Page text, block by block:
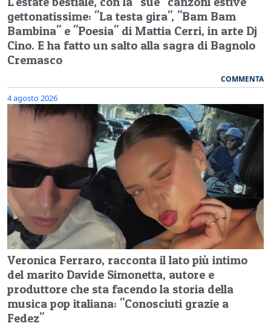
gettonatissime: "La testa gira", "Bam Bam
Bambina" e "Poesia" di Mattia Cerri, in arte Dj
Cino. E ha fatto un salto alla sagra di Bagnolo
Cremasco
COMMENTA
4 agosto 2026
Veronica Ferraro, racconta il lato più intimo
del marito Davide Simonetta, autore e
produttore che sta facendo la storia della
musica pop italiana: "Conosciuti grazie a
Fedez"